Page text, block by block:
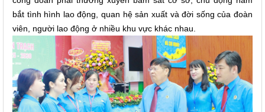
bắt tình hình lao động, quan hệ sản xuất và đời sống của đoàn
viên, người lao động ở nhiều khu vực khác nhau.